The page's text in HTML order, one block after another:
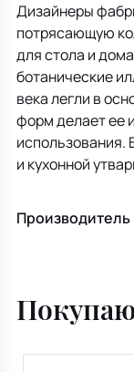
Дизайнеры
потрясающую
для стола и
ботанические
века легли в
форм делает ее
использования.
и кухонной